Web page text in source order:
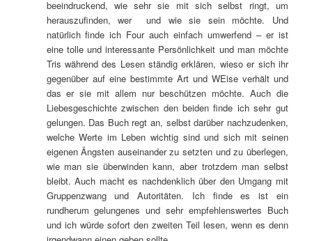
beeindruckend, wie sehr sie mit sich selbst ringt, um
herauszufinden, wer und wie sie sein möchte. Und
natürlich finde ich Four auch einfach umwerfend – er ist
eine tolle und interessante Persönlichkeit und man möchte
Tris während des Lesen ständig erklären, wieso er sich ihr
gegenüber auf eine bestimmte Art und WEise verhält und
das er sie mit allem nur beschützen möchte. Auch die
Liebesgeschichte zwischen den beiden finde ich sehr gut
gelungen. Das Buch regt an, selbst darüber nachzudenken,
welche Werte im Leben wichtig sind und sich mit seinen
eigenen Ängsten auseinander zu setzten und zu überlegen,
wie man sie überwinden kann, aber trotzdem man selbst
bleibt. Auch macht es nachdenklich über den Umgang mit
Gruppenzwang und Autoritäten. Ich finde es ist ein
rundherum gelungenes und sehr empfehlenswertes Buch
und ich würde sofort den zweiten Teil lesen, wenn es denn